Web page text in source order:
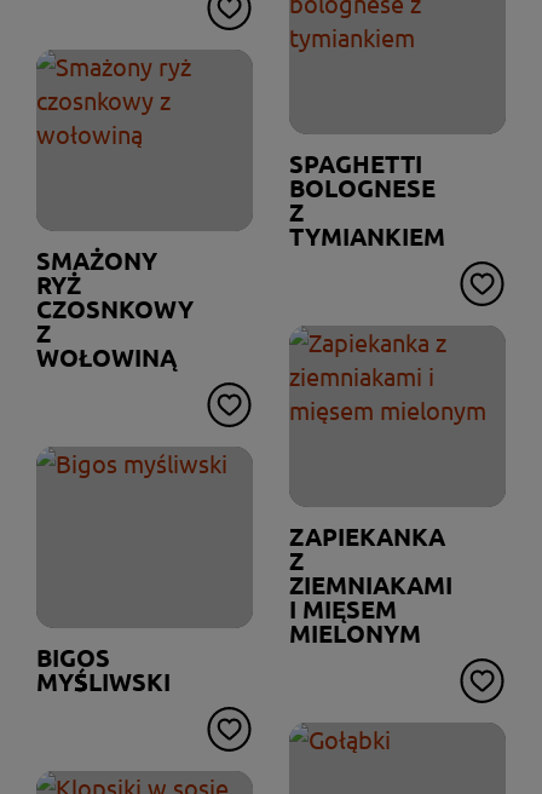
SPAGHETTI
BOLOGNESE
Z
TYMIANKIEM
SMAŻONY
RYŻ
CZOSNKOWY
Z
WOŁOWINĄ
ZAPIEKANKA
Z
ZIEMNIAKAMI
I MIĘSEM
MIELONYM
BIGOS
MYŚLIWSKI